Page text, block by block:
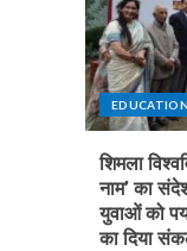
EDUCATION
शिमला
नाम’ का
युवाओं को
का दिया